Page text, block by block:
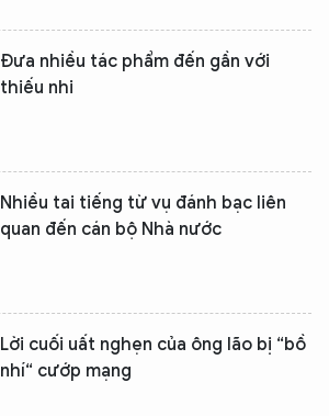
Đưa nhiều tác phẩm đến gần với
thiếu nhi
Nhiều tai tiếng từ vụ đánh bạc liên
quan đến cán bộ Nhà nước
Lời cuối uất nghẹn của ông lão bị “bồ
nhí“ cướp mạng